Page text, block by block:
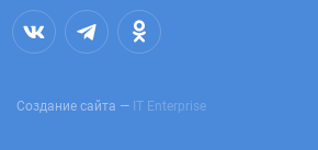
Создание сайта — IT Enterprise